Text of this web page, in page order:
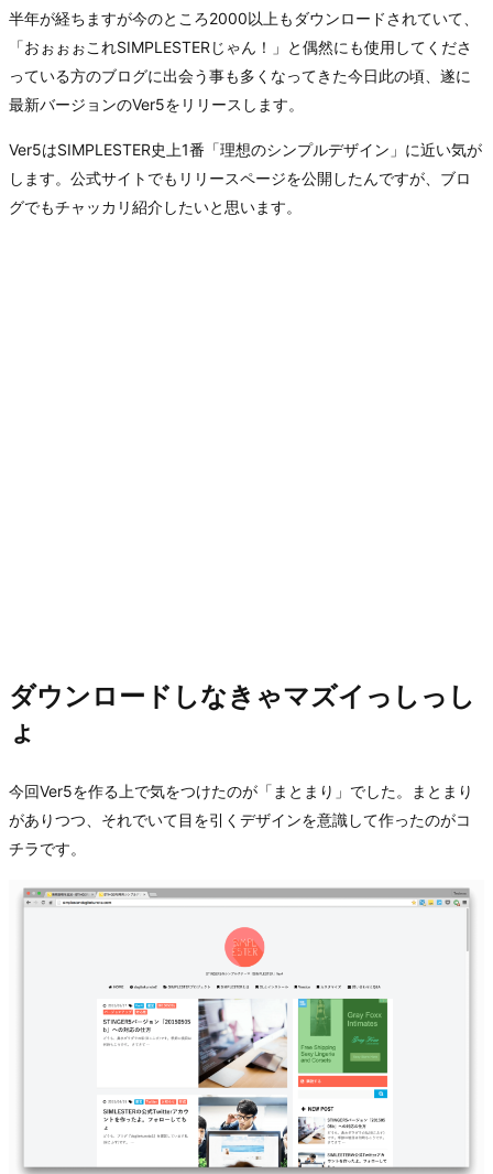
半年が経ちますが今のところ2000以上もダウンロードされていて、
「おぉぉぉこれSIMPLESTERじゃん！」と偶然にも使用してくださ
っている方のブログに出会う事も多くなってきた今日此の頃、遂に
最新バージョンのVer5をリリースします。
Ver5はSIMPLESTER史上1番「理想のシンプルデザイン」に近い気が
します。公式サイトでもリリースページを公開したんですが、ブロ
グでもチャッカリ紹介したいと思います。
ダウンロードしなきゃマズイっしっし
ょ
今回Ver5を作る上で気をつけたのが「まとまり」でした。まとまり
がありつつ、それでいて目を引くデザインを意識して作ったのがコ
チラです。